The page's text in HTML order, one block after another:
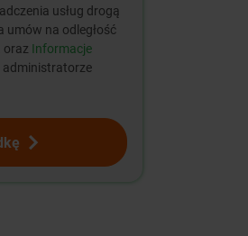
usług drogą
umów na odległość
oraz Informacje
administratorze